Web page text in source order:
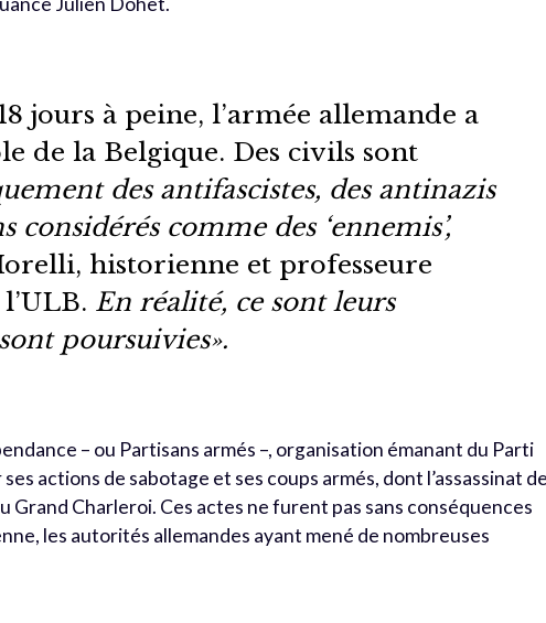
jours à peine, l’armée allemande a
de la Belgique. Des civils sont
des antifascistes, des antinazis
considérés comme des ‘ennemis’,
historienne et professeure
En réalité, ce sont leurs
poursuivies».
– ou Partisans armés –, organisation émanant du Parti
actions de sabotage et ses coups armés, dont l’assassinat de
Grand Charleroi. Ces actes ne furent pas sans conséquences
les autorités allemandes ayant mené de nombreuses